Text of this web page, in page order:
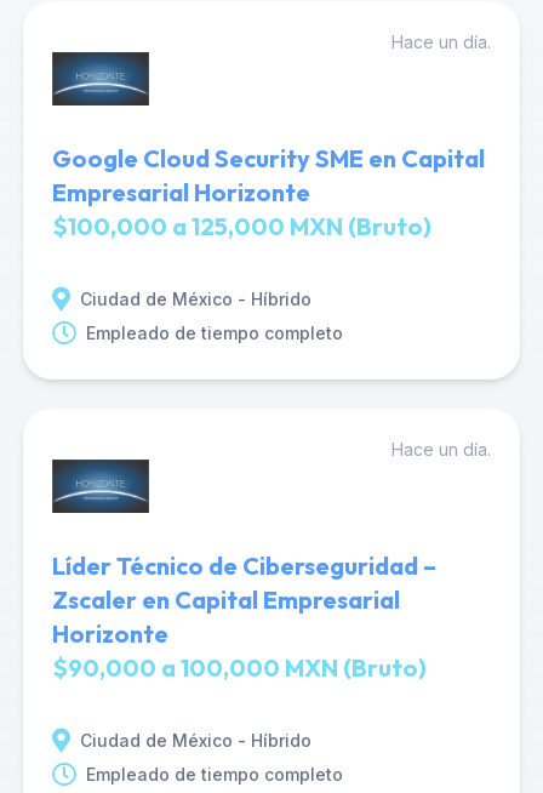
Hace un día.
Google Cloud Security SME en Capital
Empresarial Horizonte
$100,000 a 125,000 MXN (Bruto)
Ciudad de México - Híbrido
Empleado de tiempo completo
Hace un día.
Líder Técnico de Ciberseguridad –
Zscaler en Capital Empresarial
Horizonte
$90,000 a 100,000 MXN (Bruto)
Ciudad de México - Híbrido
Empleado de tiempo completo